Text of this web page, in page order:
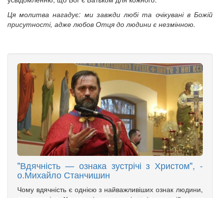
Ця молитва нагадує: ми завжди любі та очікувані в Божій
присутності, адже любов Отця до людини є незмінною.
"Вдячність — ознака зустрічі з Христом", -
о.Михайло Станчишин
Чому вдячність є однією з найважливіших ознак людини,